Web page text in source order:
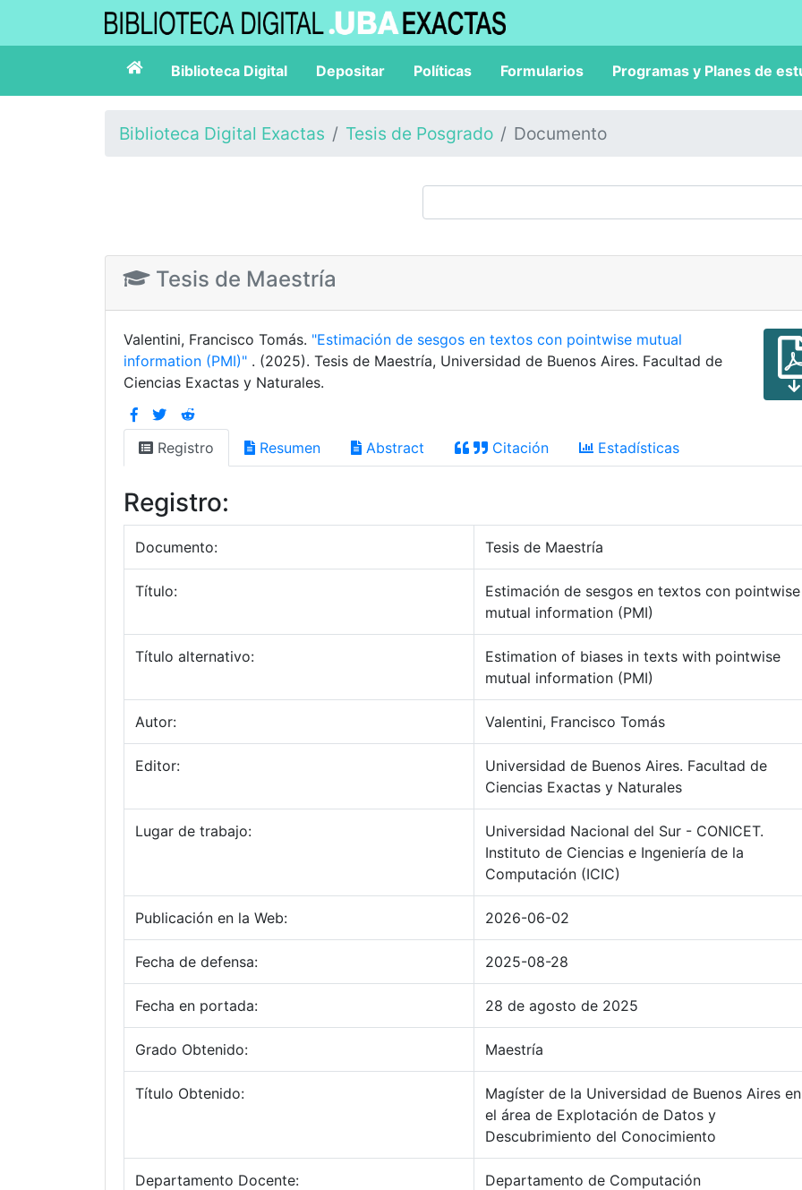
Biblioteca Digital Depositar Políticas Formularios Programas y Planes de
Biblioteca Digital Exactas Tesis de Posgrado Documento
Tesis de Maestría
Valentini, Francisco Tomás. "Estimación de sesgos en textos con pointwise mutual
information (PMI)" . (2025). Tesis de Maestría, Universidad de Buenos Aires. Facultad de
Ciencias Exactas y Naturales.
Registro Resumen Abstract Citación Estadísticas
Registro:
Documento: Tesis de Maestría
Título:
Estimación de sesgos en textos con pointwise
mutual information (PMI)
Título alternativo:
Estimation of biases in texts with pointwise
mutual information (PMI)
Autor: Valentini, Francisco Tomás
Editor:
Universidad de Buenos Aires. Facultad de
Ciencias Exactas y Naturales
Lugar de trabajo:
Universidad Nacional del Sur - CONICET.
Instituto de Ciencias e Ingeniería de la
Computación (ICIC)
Publicación en la Web: 2026-06-02
Fecha de defensa: 2025-08-28
Fecha en portada: 28 de agosto de 2025
Grado Obtenido: Maestría
Título Obtenido:
Magíster de la Universidad de Buenos Aires en
el área de Explotación de Datos y
Descubrimiento del Conocimiento
Departamento Docente: Departamento de Computación